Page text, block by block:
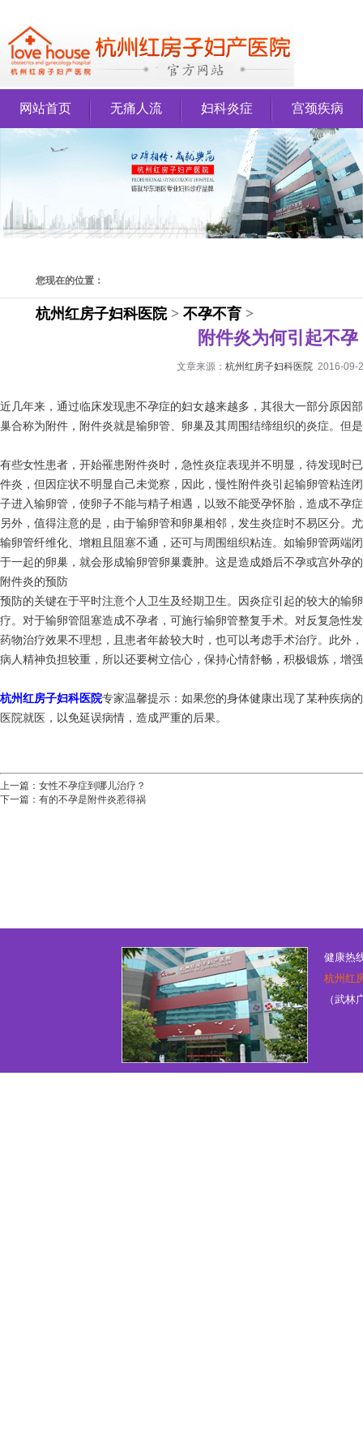
网站首页 无痛人流 妇科炎症 宫颈疾病
您现在的位置：
杭州红房子妇科医院> 不孕不育 >
附件炎为何引起不孕
文章来源： 杭州红房子妇科医院 2016-09-
近几年来，通过临床发现患不孕症的妇女越来越多，其很大一部分原因
巢合称为附件，附件炎就是输卵管、卵巢及其周围结缔组织的炎症。但
有些女性患者，开始罹患附件炎时，急性炎症表现并不明显，待发现时
件炎，但因症状不明显自己未觉察，因此，慢性附件炎引起输卵管粘连
子进入输卵管，使卵子不能与精子相遇，以致不能受孕怀胎，造成不孕
另外，值得注意的是，由于输卵管和卵巢相邻，发生炎症时不易区分。
输卵管纤维化、增粗且阻塞不通，还可与周围组织粘连。如输卵管两端
于一起的卵巢，就会形成输卵管卵巢囊肿。这是造成婚后不孕或宫外孕
附件炎的预防
预防的关键在于平时注意个人卫生及经期卫生。因炎症引起的较大的输
疗。对于输卵管阻塞造成不孕者，可施行输卵管整复手术。对反复急性
药物治疗效果不理想，且患者年龄较大时，也可以考虑手术治疗。此外
病人精神负担较重，所以还要树立信心，保持心情舒畅，积极锻炼，增
杭州红房子妇科医院专家温馨提示：如果您的身体健康出现了某种疾病
医院就医，以免延误病情，造成严重的后果。
上一篇： 女性不孕症到哪儿治疗？
下一篇： 有的不孕是附件炎惹得祸
健康热
杭州红
（武